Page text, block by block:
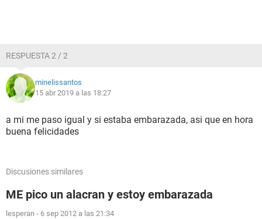
RESPUESTA 2 / 2
minelissantos
15 abr 2019 a las 18:27
a mi me paso igual y si estaba embarazada, asi que en hora
buena felicidades
Discusiones similares
ME pico un alacran y estoy embarazada
lesperan - 6 sep 2012 a las 21:34